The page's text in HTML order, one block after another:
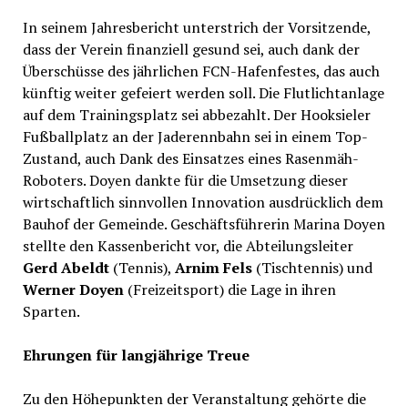
In seinem Jahresbericht unterstrich der Vorsitzende,
dass der Verein finanziell gesund sei, auch dank der
Überschüsse des jährlichen FCN-Hafenfestes, das auch
künftig weiter gefeiert werden soll. Die Flutlichtanlage
auf dem Trainingsplatz sei abbezahlt. Der Hooksieler
Fußballplatz an der Jaderennbahn sei in einem Top-
Zustand, auch Dank des Einsatzes eines Rasenmäh-
Roboters. Doyen dankte für die Umsetzung dieser
wirtschaftlich sinnvollen Innovation ausdrücklich dem
Bauhof der Gemeinde. Geschäftsführerin Marina Doyen
stellte den Kassenbericht vor, die Abteilungsleiter
Gerd Abeldt(Tennis), Arnim Fels(Tischtennis) und
Werner Doyen (Freizeitsport) die Lage in ihren
Sparten.
Ehrungen für langjährige Treue
Zu den Höhepunkten der Veranstaltung gehörte die